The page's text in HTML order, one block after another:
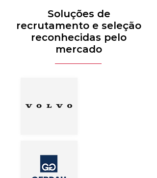
Soluções de
recrutamento e seleção
reconhecidas pelo
mercado